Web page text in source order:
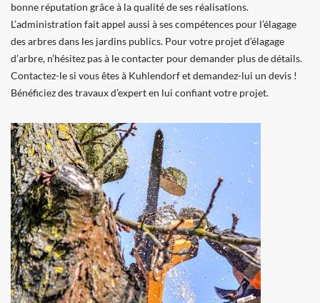
bonne réputation grâce à la qualité de ses réalisations.
L’administration fait appel aussi à ses compétences pour l’élagage
des arbres dans les jardins publics. Pour votre projet d’élagage
d’arbre, n’hésitez pas à le contacter pour demander plus de détails.
Contactez-le si vous êtes à Kuhlendorf et demandez-lui un devis !
Bénéficiez des travaux d’expert en lui confiant votre projet.